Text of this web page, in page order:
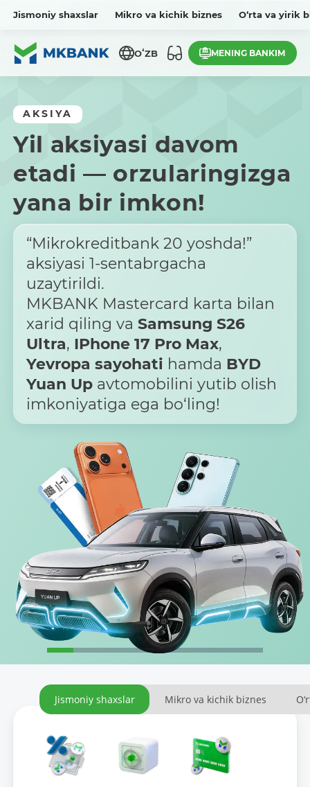
Jismoniy shaxslar Mikro va kichik biznes O‘rta va yirik
OʻZB MENING BANKIM
AKSIYA
Yil aksiyasi davom
etadi — orzularingizga
yana bir imkon!
“Mikrokreditbank 20 yoshda!”
aksiyasi 1-sentabrgacha
uzaytirildi.
MKBANK Mastercard karta bilan
xarid qiling va Samsung S26
Ultra, IPhone 17 Pro Max,
Yevropa sayohati hamda BYD
Yuan Up avtomobilini yutib olish
imkoniyatiga ega bo‘ling!
Jismoniy shaxslar Mikro va kichik biznes